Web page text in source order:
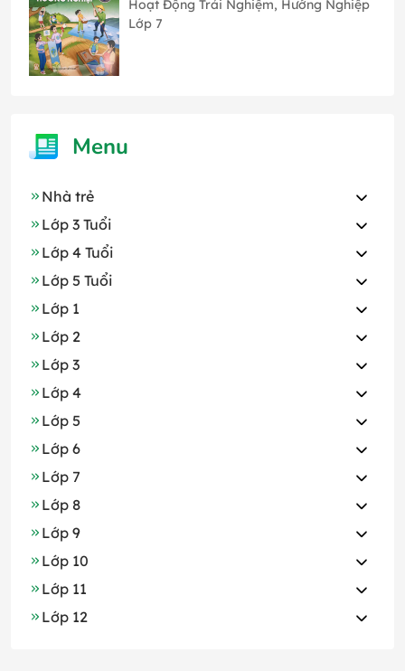
Hoạt Động Trải Nghiệm, Hướng Nghiệp
Lớp 7
Menu
Nhà trẻ
Lớp 3 Tuổi
Lớp 4 Tuổi
Lớp 5 Tuổi
Lớp 1
Lớp 2
Lớp 3
Lớp 4
Lớp 5
Lớp 6
Lớp 7
Lớp 8
Lớp 9
Lớp 10
Lớp 11
Lớp 12